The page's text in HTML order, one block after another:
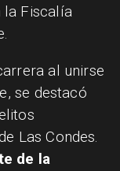
la Fiscalía
al unirse
se destacó
Las Condes.
de la